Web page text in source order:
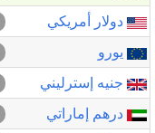
دولار أمريكي
يورو
جنيه إسترليني
درهم إماراتي